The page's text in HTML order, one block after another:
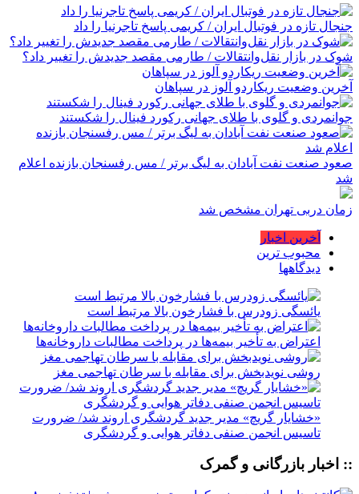
جنجال تازه در فوتبال ایران / کریمی پاسخ تاجرنیا را داد
شوک در بازار نقل‌وانتقالات / طارمی مقصد جدیدش را تغییر داد؟
آخرین وضعیت ریکاردو آلوز در سپاهان
جوانمردی و گلوی با طلای جهانی رکورد فینال را شکستند
صعود صنعت نفت آبادان به لیگ برتر / مس رفسنجان بازنده اعلام
شد
زمان دربی تهران مشخص شد
آخرین اخبار
محبوب ترین
دیدگاهها
یائسگی زودرس با فشارخون بالا مرتبط است
اعتراض به تأخیر بیمه‌ها در پرداخت مطالبات داروخانه‌ها
روشی نویدبخش برای مقابله با سرطان تهاجمی مغز
«خشایار گریچ» مدیر جدید گردشگری اروند شد/ ضرورت
تاسیس انجمن صنفی دفاتر هوایی و گردشگری
:: اخبار بازرگانی و گمرک